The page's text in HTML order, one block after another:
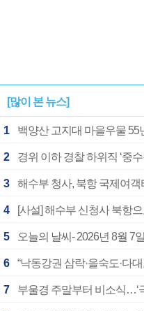
[많이 본 뉴스]
1 백양산 고지대 마을우물 55
2 경위 이하 경찰 하위직 ‘중
3 해수부 청사, 북항 국제여
4 [사설] 해수부 신청사 북항
5 오늘의 날씨- 2026년 8월 7일
6 “낙동강권 삼락·을숙도·다
7 부울경 주말부터 비소식…‘